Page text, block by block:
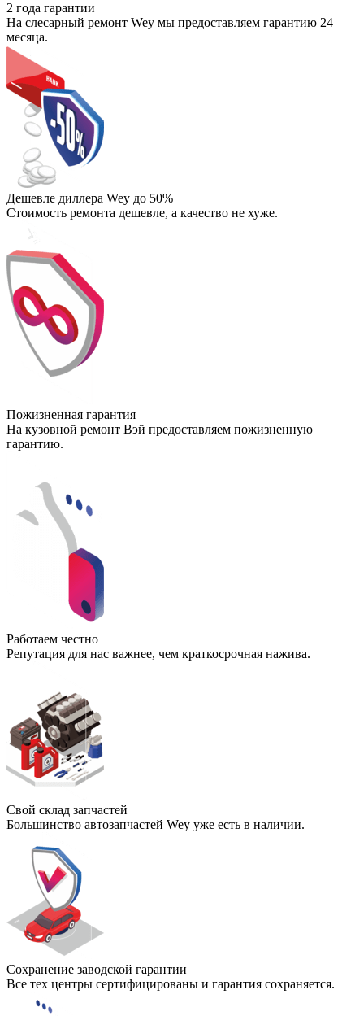
2 года гарантии
На слесарный ремонт Wey мы предоставляем гарантию 24
месяца.
Дешевле диллера Wey до 50%
Стоимость ремонта дешевле, а качество не хуже.
Пожизненная гарантия
На кузовной ремонт Вэй предоставляем пожизненную
гарантию.
Работаем честно
Репутация для нас важнее, чем краткосрочная нажива.
Свой склад запчастей
Большинство автозапчастей Wey уже есть в наличии.
Сохранение заводской гарантии
Все тех центры сертифицированы и гарантия сохраняется.